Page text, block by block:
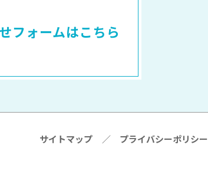
フォームはこちら
サイトマップ ／ プライバシーポリシー